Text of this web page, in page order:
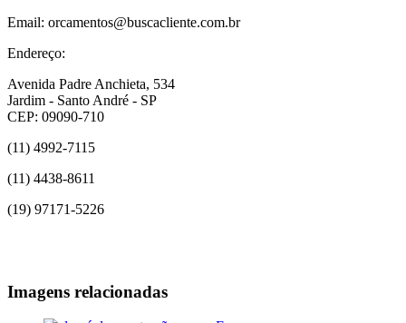
Email: orcamentos@buscacliente.com.br
Endereço:
Avenida Padre Anchieta, 534
Jardim - Santo André - SP
CEP: 09090-710
(11) 4992-7115
(11) 4438-8611
(19) 97171-5226
Imagens relacionadas